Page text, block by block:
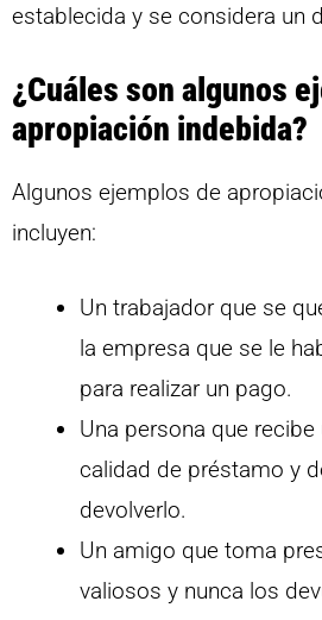
establecida y se considera un
¿Cuáles son algunos
apropiación indebida?
Algunos ejemplos de
incluyen:
Un trabajador que se
la empresa que se le
para realizar un pago.
Una persona que
calidad de préstamo y
devolverlo.
Un amigo que toma
valiosos y nunca los